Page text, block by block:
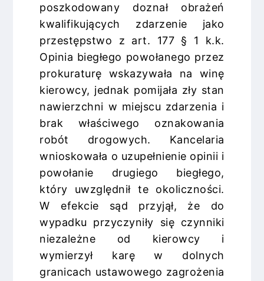
poszkodowany doznał obrażeń
kwalifikujących zdarzenie jako
przestępstwo z art. 177 § 1 k.k.
Opinia biegłego powołanego przez
prokuraturę wskazywała na winę
kierowcy, jednak pomijała zły stan
nawierzchni w miejscu zdarzenia i
brak właściwego oznakowania
robót drogowych. Kancelaria
wnioskowała o uzupełnienie opinii i
powołanie drugiego biegłego,
który uwzględnił te okoliczności.
W efekcie sąd przyjął, że do
wypadku przyczyniły się czynniki
niezależne od kierowcy i
wymierzył karę w dolnych
granicach ustawowego zagrożenia